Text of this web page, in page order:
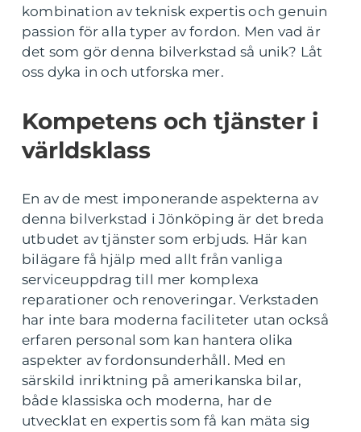
kombination av teknisk expertis och genuin
passion för alla typer av fordon. Men vad är
det som gör denna bilverkstad så unik? Låt
oss dyka in och utforska mer.
Kompetens och tjänster i
världsklass
En av de mest imponerande aspekterna av
denna bilverkstad i Jönköping är det breda
utbudet av tjänster som erbjuds. Här kan
bilägare få hjälp med allt från vanliga
serviceuppdrag till mer komplexa
reparationer och renoveringar. Verkstaden
har inte bara moderna faciliteter utan också
erfaren personal som kan hantera olika
aspekter av fordonsunderhåll. Med en
särskild inriktning på amerikanska bilar,
både klassiska och moderna, har de
utvecklat en expertis som få kan mäta sig